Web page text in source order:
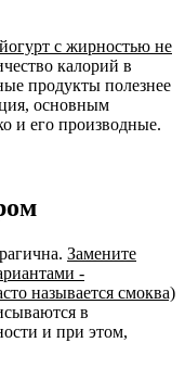
с жирностью не
калорий в
продукты полезнее
основным
и его производные.
Замените
-
называется смоква)
в
и при этом,